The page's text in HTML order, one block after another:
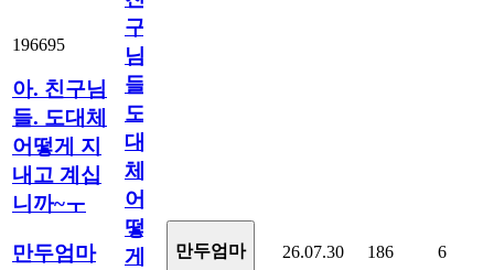
196695
아. 친구님
들. 도대체
어떻게 지
내고 계십
니까~ㅜ
만두엄마
구
님
들.
도
대
체
어
떻
게
만두엄마 26.07.30 186 6